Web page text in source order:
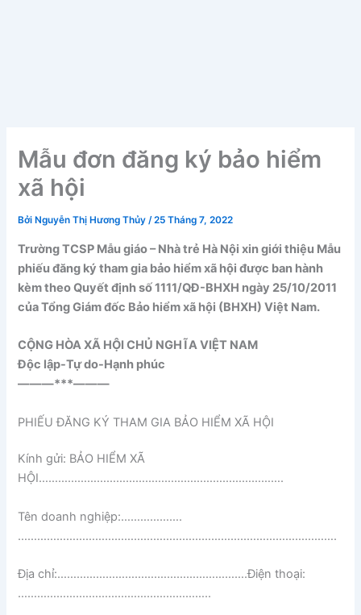
Mẫu đơn đăng ký bảo hiểm
xã hội
Bởi Nguyễn Thị Hương Thủy/25 Tháng 7, 2022
Trường TCSP Mẫu giáo – Nhà trẻ Hà Nội xin giới thiệu Mẫu
phiếu đăng ký tham gia bảo hiểm xã hội được ban hành
kèm theo Quyết định số 1111/QĐ-BHXH ngày 25/10/2011
của Tổng Giám đốc Bảo hiểm xã hội (BHXH) Việt Nam.
CỘNG HÒA XÃ HỘI CHỦ NGHĨA VIỆT NAM
Độc lập-Tự do-Hạnh phúc
———***———
PHIẾU ĐĂNG KÝ THAM GIA BẢO HIỂM XÃ HỘI
Kính gửi: BẢO HIỂM XÃ
HỘI………………………………………………………………….
Tên doanh nghiệp:……………….
……………………………………………………………..……………………….
Địa chỉ:………………………….……………………….Điện thoại:
……………….…………………………………..